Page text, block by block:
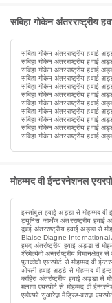
सबिहा गोकेन अंतरराष्ट्रीय
सबिहा गोकेन अंतरराष्ट्रीय हवाई
सबिहा गोकेन अंतरराष्ट्रीय हवाई
सबिहा गोकेन अंतरराष्ट्रीय
सबिहा गोकेन अंतरराष्ट्रीय हवाई
सबिहा गोकेन अंतरराष्ट्रीय हवाई
सबिहा गोकेन अंतरराष्ट्रीय
सबिहा गोकेन अंतरराष्ट्रीय हवाई
सबिहा गोकेन अंतरराष्ट्रीय हवाई
सबिहा गोकेन अंतरराष्ट्रीय हवाई
सबिहा गोकेन अंतरराष्ट्रीय हवाई
सबिहा गोकेन अंतरराष्ट्रीय हवाई
मोहम्मद वी ईन्टरनेशनल
इस्तांबुल हवाई अड्डा से मोहम्मद वी
ट्यूनिस कार्थेज अंतरराष्ट्रीय हवाई
दुबई अंतरराष्ट्रीय हवाई अड्डा से
Blaise Diagne International
हमद अंतर्राष्ट्रीय हवाई अड्डा से
शेरेमेत्येवो अन्तर्राष्ट्रीय
पुलकोवो एयरपोर्ट से मोहम्मद वी
ओरली हवाई अड्डे से मोहम्मद वी
काहिरा अंतर्राष्ट्रीय हवाई अड्डा से
मलागा एयरपोर्ट से मोहम्मद वी
एडोल्फ़ो सुआरेज़ मैड्रिड-बराज़